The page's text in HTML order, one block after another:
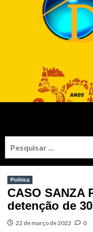
Politica
CASO SANZA
detenção de
22 de março de 2022 0